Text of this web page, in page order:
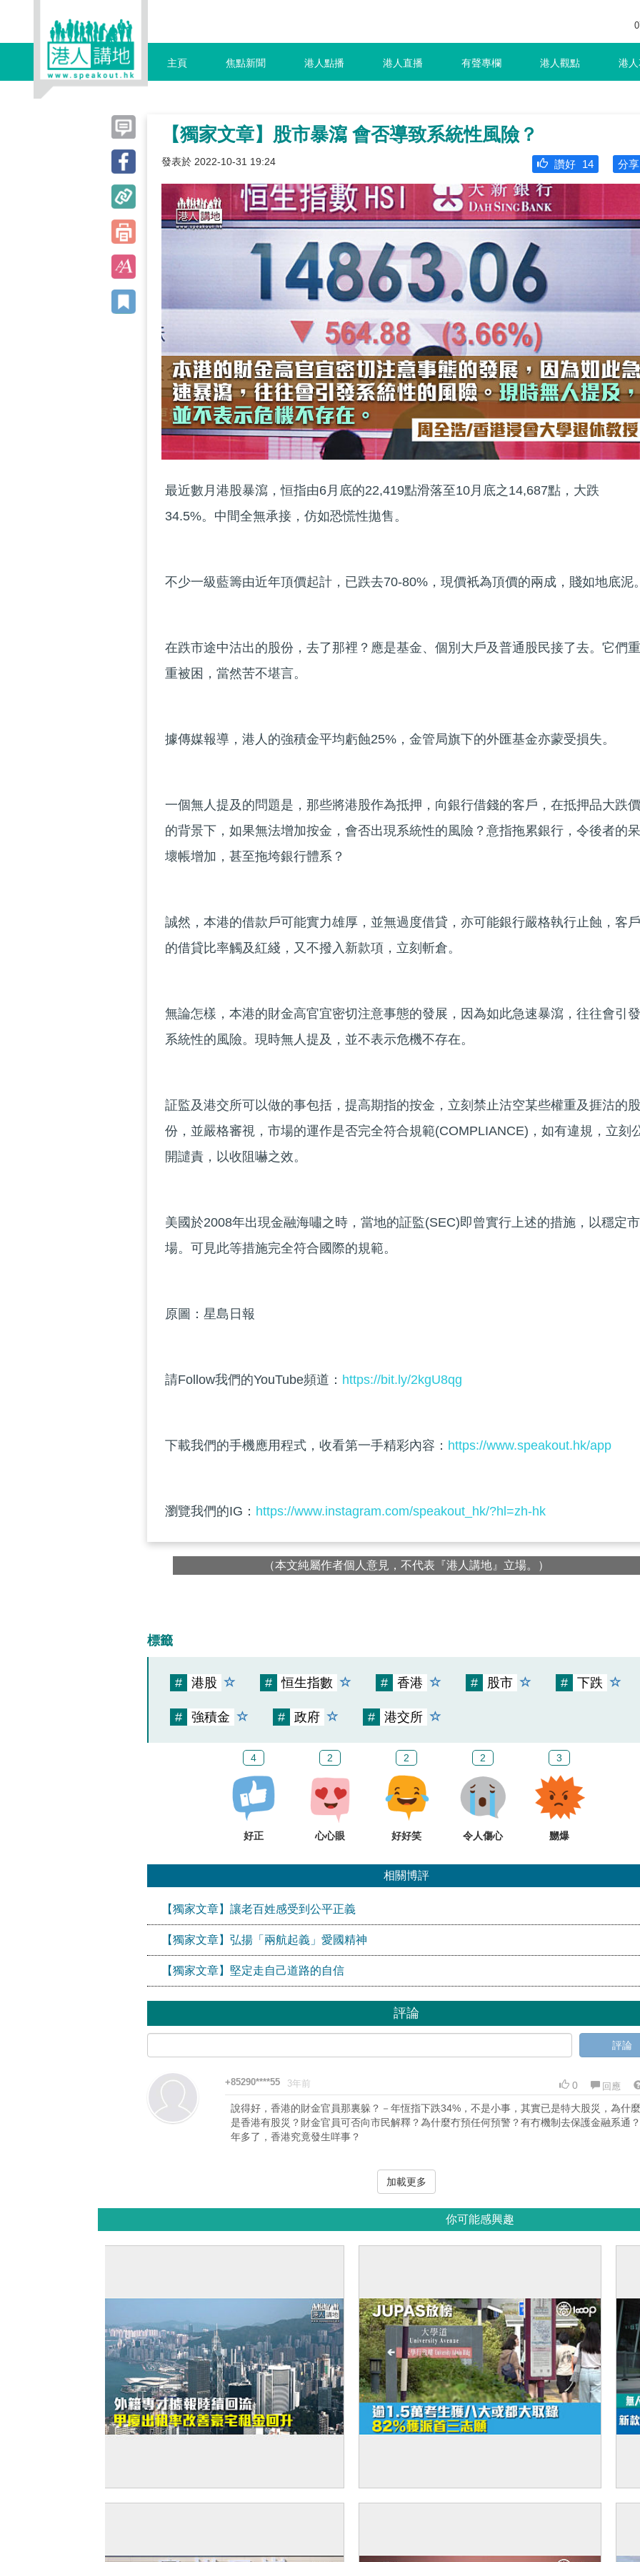
主頁 焦點新聞 港人點播 港人直播 有聲專欄 港人觀點 港
【獨家文章】股市暴瀉 會否導致系統性風險？
發表於 2022-10-31 19:24 分享
讚好 14
最近數月港股暴瀉，恒指由6月底的22,419點滑落至10月底之14,687點，大跌
34.5%。中間全無承接，仿如恐慌性拋售。
不少一級藍籌由近年頂價起計，已跌去70-80%，現價衹為頂價的兩成，賤如地底泥
在跌市途中沽出的股份，去了那裡？應是基金、個別大戶及普通股民接了去。它們重
重被困，當然苦不堪言。
據傳媒報導，港人的強積金平均虧蝕25%，金管局旗下的外匯基金亦蒙受損失。
一個無人提及的問題是，那些將港股作為抵押，向銀行借錢的客戶，在抵押品大跌價
的背景下，如果無法增加按金，會否出現系統性的風險？意指拖累銀行，令後者的呆
壞帳增加，甚至拖垮銀行體系？
誠然，本港的借款戶可能實力雄厚，並無過度借貸，亦可能銀行嚴格執行止蝕，客戶
的借貸比率觸及紅綫，又不撥入新款項，立刻斬倉。
無論怎樣，本港的財金高官宜密切注意事態的發展，因為如此急速暴瀉，往往會引發
系統性的風險。現時無人提及，並不表示危機不存在。
証監及港交所可以做的事包括，提高期指的按金，立刻禁止沽空某些權重及捱沽的股
份，並嚴格審視，市場的運作是否完全符合規範(COMPLIANCE)，如有違規，立刻
開譴責，以收阻嚇之效。
美國於2008年出現金融海嘯之時，當地的証監(SEC)即曾實行上述的措施，以穩定市
場。可見此等措施完全符合國際的規範。
原圖：星島日報
請Follow我們的YouTube頻道： https://bit.ly/2kgU8qg
下載我們的手機應用程式，收看第一手精彩內容： https://www.speakout.hk/app
瀏覽我們的IG： https://www.instagram.com/speakout_hk/?hl=zh-hk
（本文純屬作者個人意見，不代表『港人講地』立場。）
標籤
# 港股 # 恒生指數 # 香港 # 股市 # 下跌
# 強積金 # 政府 # 港交所
4
好正
2
心心眼
2
好好笑
2
令人傷心
3
嬲爆
相關博評
【獨家文章】讓老百姓感受到公平正義
【獨家文章】弘揚「兩航起義」愛國精神
【獨家文章】堅定走自己道路的自信
評論
評論
+85290****55 3年前 0 回應
說得好，香港的財金官員那裏躲？－年恆指下跌34%，不是小事，其實已是特大股災，為什
是香港有股災？財金官員可否向市民解釋？為什麼冇預任何預警？有冇機制去保護金融系通
年多了，香港究竟發生咩事？
加載更多
你可能感興趣